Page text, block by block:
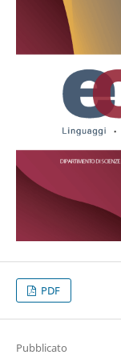
PDF
Pubblicato